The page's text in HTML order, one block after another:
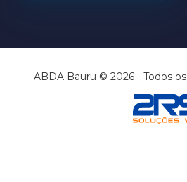
ABDA Bauru © 2026 - Todos